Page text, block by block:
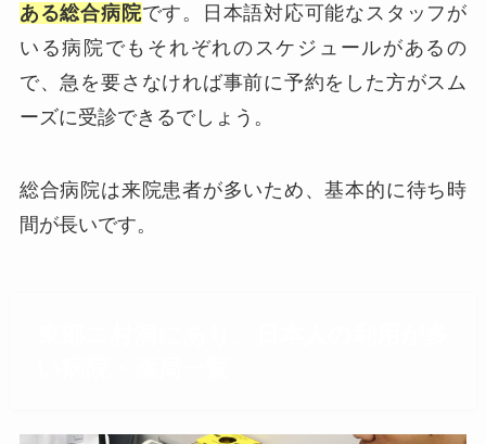
ある総合病院です。日本語対応可能なスタッフが
いる病院でもそれぞれのスケジュールがあるの
で、急を要さなければ事前に予約をした方がスム
ーズに受診できるでしょう。
総合病院は来院患者が多いため、基本的に待ち時
間が長いです。